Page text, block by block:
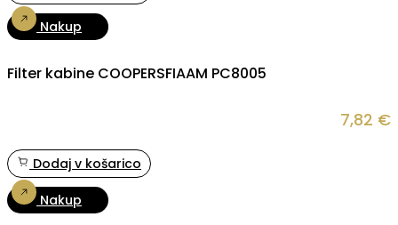
Nakup
Filter kabine COOPERSFIAAM PC8005
7,82 €
Dodaj v košarico
Nakup